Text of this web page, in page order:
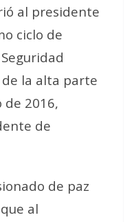
al presidente
ciclo de
la alta parte
2016,
de
de paz
al